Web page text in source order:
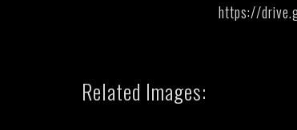
https://
Related Images: